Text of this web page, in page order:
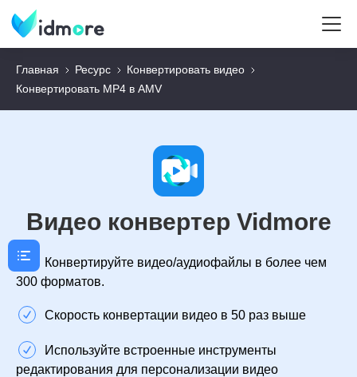
Главная Ресурс
Конвертировать видео
Конвертировать MP4 в AMV
Видео конвертер Vidmore
Конвертируйте видео/аудиофайлы в более чем
300 форматов.
Скорость конвертации видео в 50 раз выше
Используйте встроенные инструменты
редактирования для персонализации видео